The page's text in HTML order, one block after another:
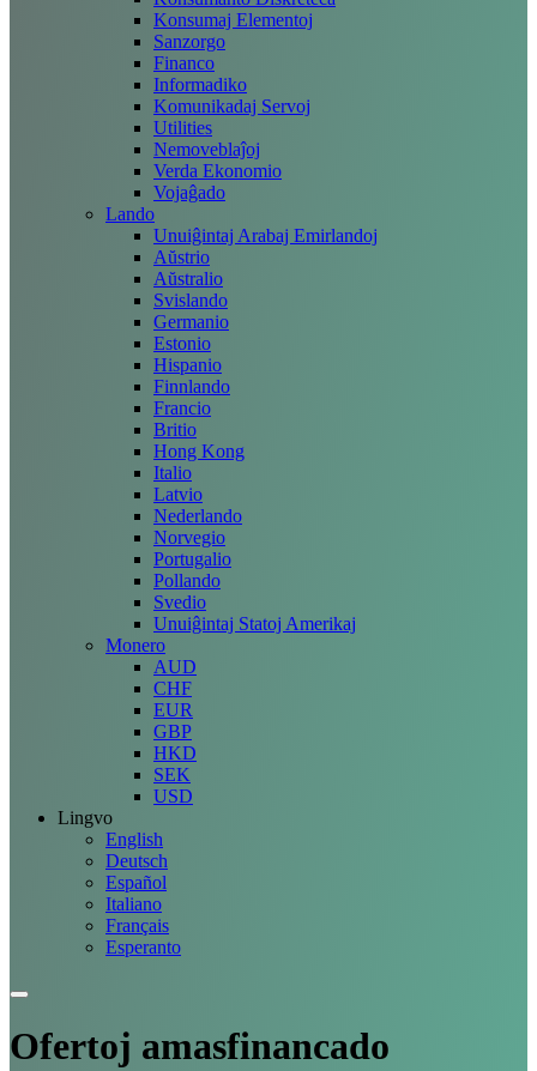
Konsumaj Elementoj
Sanzorgo
Financo
Informadiko
Komunikadaj Servoj
Utilities
Nemoveblaĵoj
Verda Ekonomio
Vojaĝado
Lando
Unuiĝintaj Arabaj Emirlandoj
Aŭstrio
Aŭstralio
Svislando
Germanio
Estonio
Hispanio
Finnlando
Francio
Britio
Hong Kong
Italio
Latvio
Nederlando
Norvegio
Portugalio
Pollando
Svedio
Unuiĝintaj Statoj Amerikaj
Monero
AUD
CHF
EUR
GBP
HKD
SEK
USD
Lingvo
English
Deutsch
Español
Italiano
Français
Esperanto
Ofertoj amasfinancado